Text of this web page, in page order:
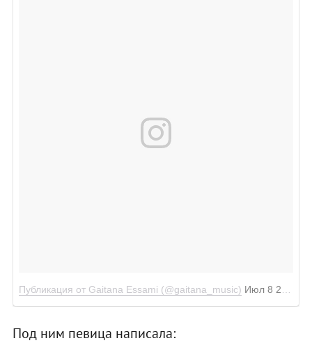
Публикация от Gaitana Essami (@gaitana_music) Июл 8 2017 в 3:47 PDT
Под ним певица написала: